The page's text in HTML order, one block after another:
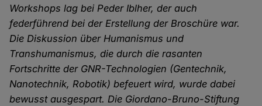
Workshops lag bei Peder Iblher, der auch
federführend bei der Erstellung der Broschüre war.
Die Diskussion über Humanismus und
Transhumanismus, die durch die rasanten
Fortschritte der GNR-Technologien (Gentechnik,
Nanotechnik, Robotik) befeuert wird, wurde dabei
bewusst ausgespart. Die Giordano-Bruno-Stiftung